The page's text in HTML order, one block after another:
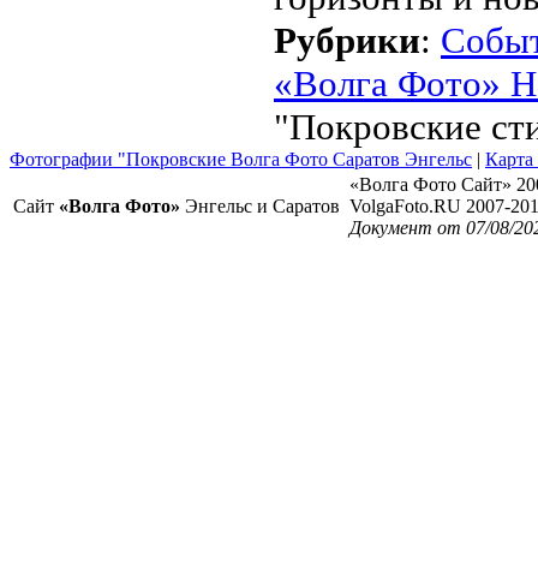
Рубрики:
«Волга Фото»
"Покровские
Фотографии "Покровские Волга Фото Саратов Энгельс | Карта
Сайт «Волга Фото» Энгельс и Саратов
«Волга Фото Сайт»
VolgaFoto.RU 2007-
Документ от 07/08/